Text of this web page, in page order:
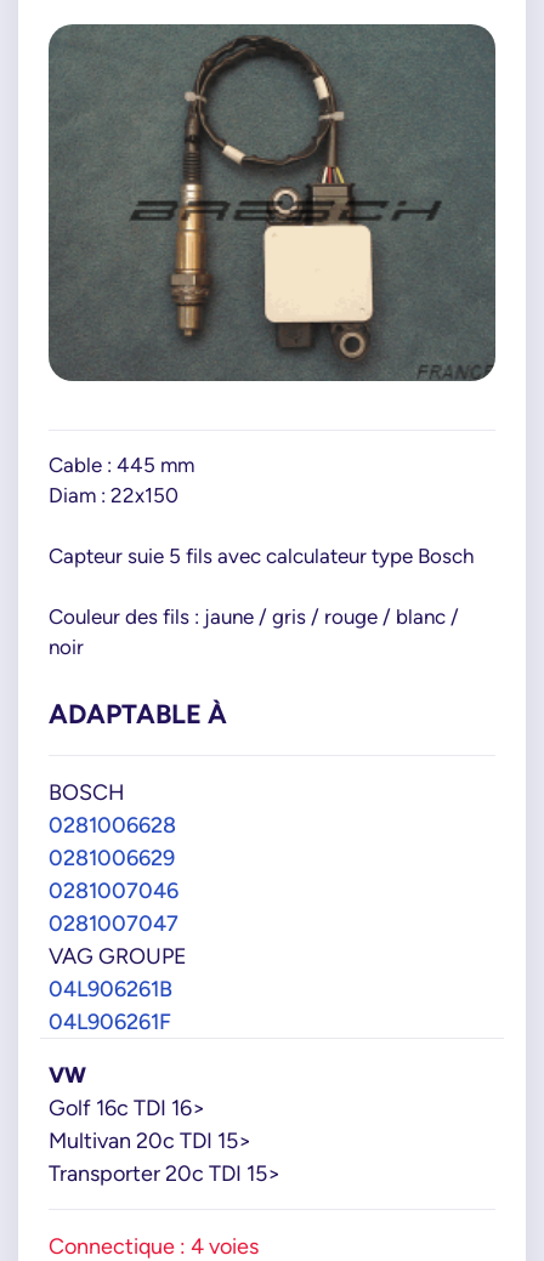
Cable : 445 mm
Diam : 22x150
Capteur suie 5 fils avec calculateur type Bosch
Couleur des fils : jaune / gris / rouge / blanc /
noir
ADAPTABLE À
BOSCH
0281006628
0281006629
0281007046
0281007047
VAG GROUPE
04L906261B
04L906261F
VW
Golf 16c TDI 16>
Multivan 20c TDI 15>
Transporter 20c TDI 15>
Connectique : 4 voies